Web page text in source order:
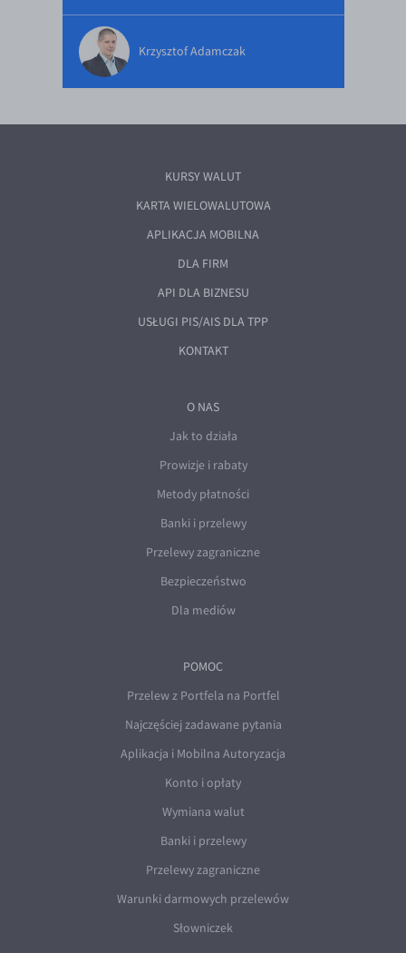
Krzysztof Adamczak
KURSY WALUT
KARTA WIELOWALUTOWA
APLIKACJA MOBILNA
DLA FIRM
API DLA BIZNESU
USŁUGI PIS/AIS DLA TPP
KONTAKT
O NAS
Jak to działa
Prowizje i rabaty
Metody płatności
Banki i przelewy
Przelewy zagraniczne
Bezpieczeństwo
Dla mediów
POMOC
Przelew z Portfela na Portfel
Najczęściej zadawane pytania
Aplikacja i Mobilna Autoryzacja
Konto i opłaty
Wymiana walut
Banki i przelewy
Przelewy zagraniczne
Warunki darmowych przelewów
Słowniczek